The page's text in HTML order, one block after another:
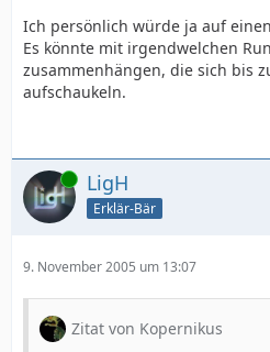
Ich persönlich würde ja auf
Es könnte mit irgendwelchen
zusammenhängen, die sich bis
aufschaukeln.
Online LigH
Erklär-Bär
9. November 2005 um 13:07
Zitat von Kopernikus